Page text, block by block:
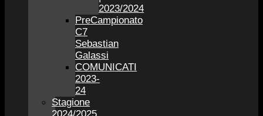
2023/2024
PreCampionato
C7
Sebastian
Galassi
COMUNICATI
2023-
24
Stagione